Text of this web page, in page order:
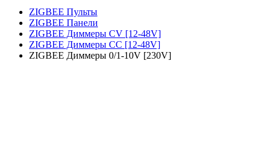
ZIGBEE Пульты
ZIGBEE Панели
ZIGBEE Диммеры CV [12-48V]
ZIGBEE Диммеры CC [12-48V]
ZIGBEE Диммеры 0/1-10V [230V]